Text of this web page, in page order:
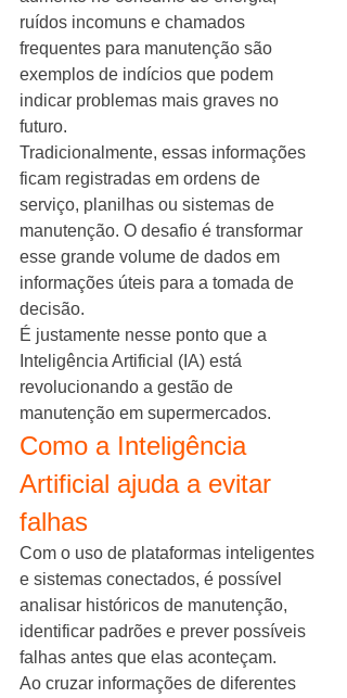
ruídos incomuns e chamados
frequentes para manutenção são
exemplos de indícios que podem
indicar problemas mais graves no
futuro.
Tradicionalmente, essas informações
ficam registradas em ordens de
serviço, planilhas ou sistemas de
manutenção. O desafio é transformar
esse grande volume de dados em
informações úteis para a tomada de
decisão.
É justamente nesse ponto que a
Inteligência Artificial (IA) está
revolucionando a gestão de
manutenção em supermercados.
Como a Inteligência
Artificial ajuda a evitar
falhas
Com o uso de plataformas inteligentes
e sistemas conectados, é possível
analisar históricos de manutenção,
identificar padrões e prever possíveis
falhas antes que elas aconteçam.
Ao cruzar informações de diferentes